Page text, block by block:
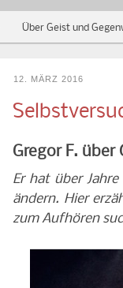
Über Geist und
12. MÄRZ 2016
Gregor F. über
Er hat über
ändern. Hier
zum Aufhören